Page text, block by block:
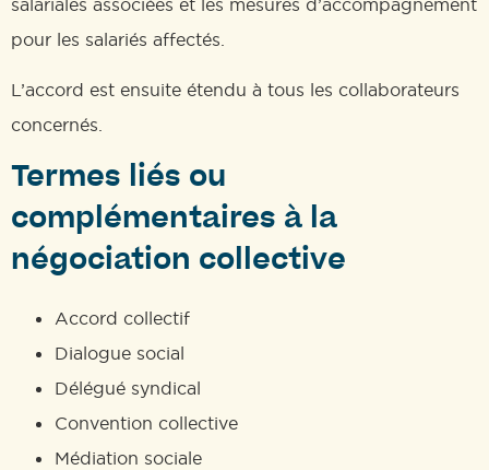
pour les salariés affectés.
L’accord est ensuite étendu à tous les collaborateurs
concernés.
Termes liés ou
complémentaires à la
négociation collective
Accord collectif
Dialogue social
Délégué syndical
Convention collective
Médiation sociale